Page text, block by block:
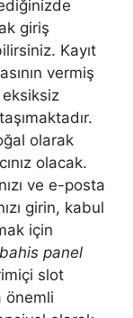
giriş
Kayıt
vermiş
olarak
olacak.
ve e-posta
girin, kabul
için
panel
slot
önemli